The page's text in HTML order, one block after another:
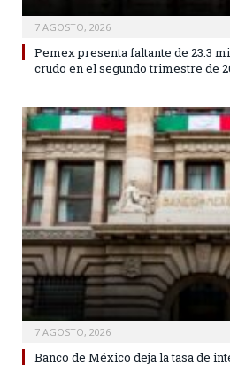
7 AGOSTO, 2026
Pemex presenta faltante de 23.3
crudo en el segundo trimestre de
7 AGOSTO, 2026
Banco de México deja la tasa de